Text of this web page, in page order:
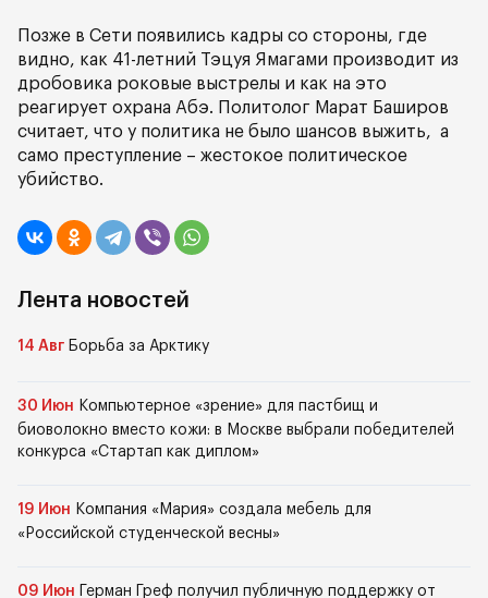
Позже в Сети появились кадры со стороны, где
видно, как 41-летний Тэцуя Ямагами производит из
дробовика роковые выстрелы и как на это
реагирует охрана Абэ. Политолог Марат Баширов
считает, что у политика не было шансов выжить, а
само преступление – жестокое политическое
убийство.
Лента новостей
14 Авг Борьба за Арктику
30 Июн Компьютерное «зрение» для пастбищ и
биоволокно вместо кожи: в Москве выбрали победителей
конкурса «Стартап как диплом»
19 Июн Компания «Мария» создала мебель для
«Российской студенческой весны»
09 Июн
Герман Греф получил публичную поддержку от